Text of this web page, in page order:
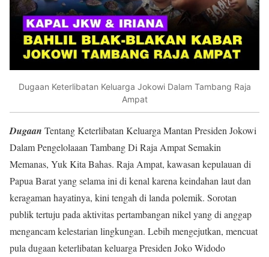
Dugaan Keterlibatan Keluarga Jokowi Dalam Tambang Raja
Ampat
Dugaan Tentang Keterlibatan Keluarga Mantan Presiden Jokowi
Dalam Pengelolaaan Tambang Di Raja Ampat Semakin
Memanas, Yuk Kita Bahas. Raja Ampat, kawasan kepulauan di
Papua Barat yang selama ini di kenal karena keindahan laut dan
keragaman hayatinya, kini tengah di landa polemik. Sorotan
publik tertuju pada aktivitas pertambangan nikel yang di anggap
mengancam kelestarian lingkungan. Lebih mengejutkan, mencuat
pula dugaan keterlibatan keluarga Presiden Joko Widodo